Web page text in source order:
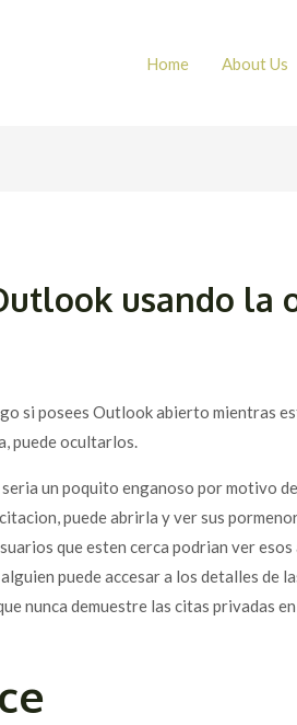
Home About Us
usando la
si posees Outlook abierto mientras
puede ocultarlos.
un poquito enganoso por motivo
puede abrirla y ver sus
que esten cerca podri­an ver
puede accesar a los detalles de
nunca demuestre las citas privadas